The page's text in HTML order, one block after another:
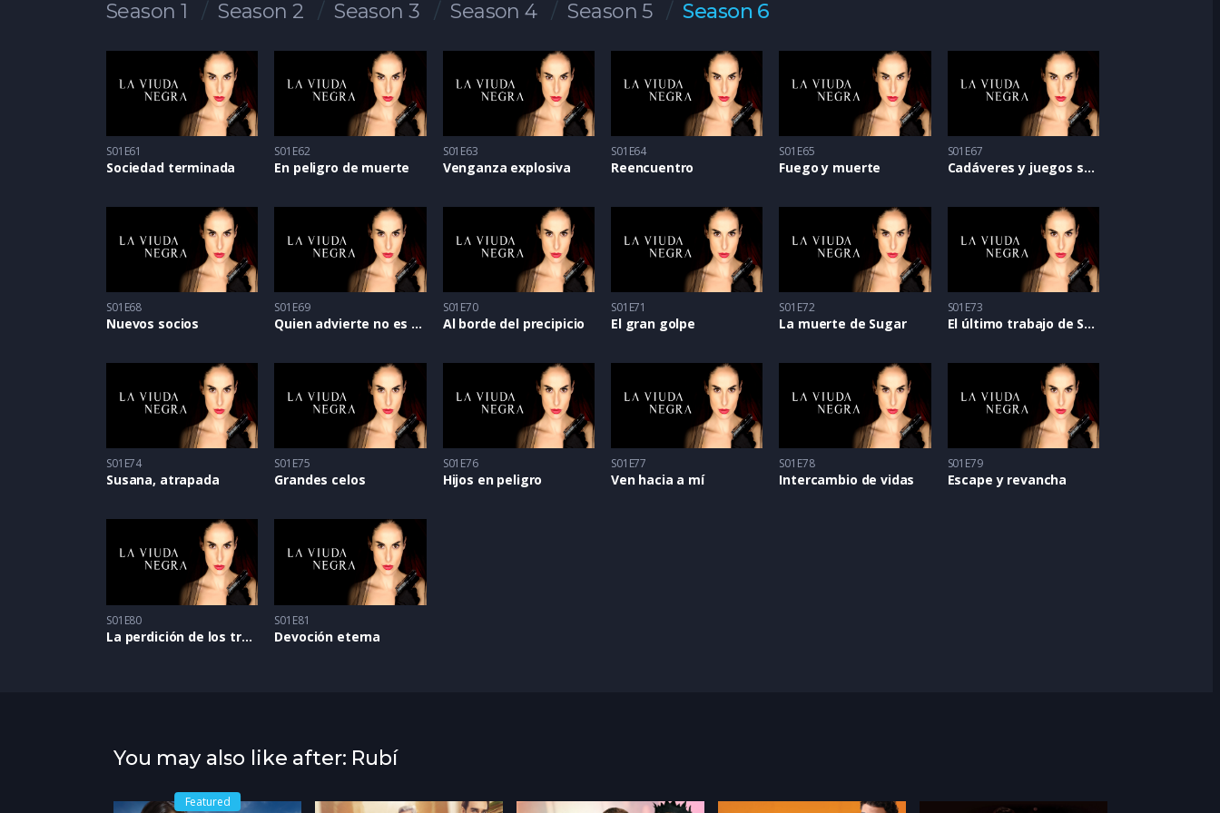
Season 1 Season 2 Season 3 Season 4 Season 5 Season 6
S01E61
Sociedad terminada
S01E62
En peligro de muerte
S01E63
Venganza explosiva
S01E64
Reencuentro
S01E65
Fuego y muerte
S01E67
Cadáveres y juegos sucios
S01E68
Nuevos socios
S01E69
Quien advierte no es traidor
S01E70
Al borde del precipicio
S01E71
El gran golpe
S01E72
La muerte de Sugar
S01E73
El último trabajo de Sugar
S01E74
Susana, atrapada
S01E75
Grandes celos
S01E76
Hijos en peligro
S01E77
Ven hacia a mí
S01E78
Intercambio de vidas
S01E79
Escape y revancha
S01E80
La perdición de los traidores
S01E81
Devoción eterna
You may also like after: Rubí
Featured